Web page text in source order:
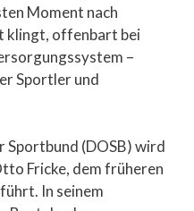
Moment nach
klingt, offenbart bei
–
Sportler und
Sportbund (DOSB) wird
Fricke, dem früheren
In seinem